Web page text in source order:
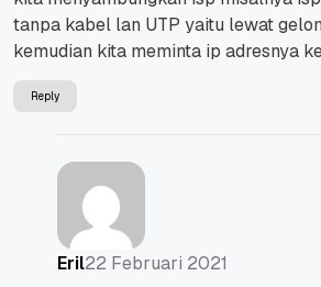
tanpa kabel lan UTP yaitu lewat
kemudian kita meminta ip adresnya
Reply
Eril22 Februari 2021